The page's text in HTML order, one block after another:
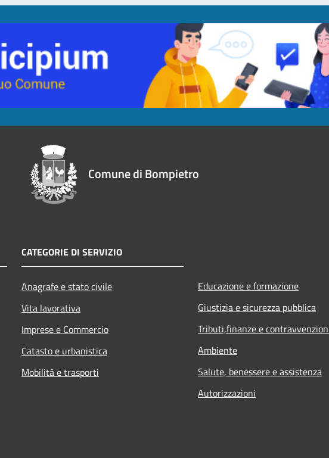
Comune di Bompietro
CATEGORIE DI SERVIZIO
Anagrafe e stato civile
Vita lavorativa
Imprese e Commercio
Catasto e urbanistica
Mobilità e trasporti
Educazione e formazione
Giustizia e sicurezza pubblica
Tributi,finanze e
Ambiente
Salute, benessere e assistenza
Autorizzazioni